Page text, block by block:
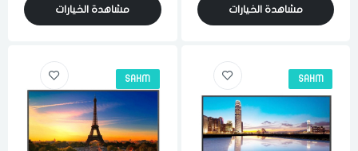
مشاهدة الخيارات مشاهدة الخيارات
SAHM
SAHM